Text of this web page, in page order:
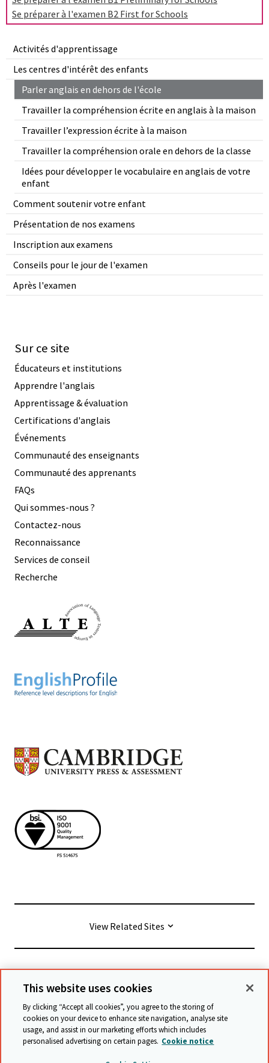
Activités d'apprentissage
Les centres d'intérêt des enfants
Parler anglais en dehors de l'école
Travailler la compréhension écrite en anglais à la maison
Travailler l’expression écrite à la maison
Travailler la compréhension orale en dehors de la classe
Idées pour développer le vocabulaire en anglais de votre
enfant
Comment soutenir votre enfant
Présentation de nos examens
Inscription aux examens
Conseils pour le jour de l'examen
Après l'examen
Se préparer à l'examen B2 First for Schools
Sur ce site
Éducateurs et institutions
Apprendre l'anglais
Apprentissage & évaluation
Certifications d'anglais
Événements
Communauté des enseignants
Communauté des apprenants
FAQs
Qui sommes-nous ?
Contactez-nous
Reconnaissance
Services de conseil
Recherche
View Related Sites
© Cambridge University Press & Assessment
Conditions générales
Protection des données
Déclaration d'accessibilité
This website uses cookies
By clicking “Accept all cookies”, you agree to the storing of
cookies on your device to enhance site navigation, analyse site
usage, and assist in our marketing efforts which includes
personalised advertising on certain pages. Cookie notice